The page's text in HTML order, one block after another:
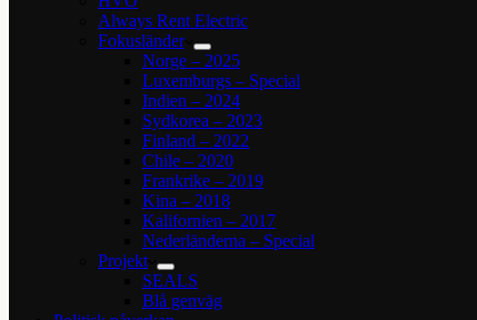
Always Rent Electric
Fokusländer
Norge – 2025
Luxemburgs – Special
Indien – 2024
Sydkorea – 2023
Finland – 2022
Chile – 2020
Frankrike – 2019
Kina – 2018
Kalifornien – 2017
Nederländerna – Special
Projekt
SEALS
Blå genväg